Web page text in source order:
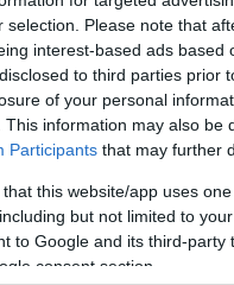
selection. Please note that
interest-based ads
to third parties prior
of your personal
This information may also be
Participants that may further
that this website/app uses
but not limited to
to Google and its third-
consent section.
envolvente del
espíritu del Día
placeres de
con Stoney